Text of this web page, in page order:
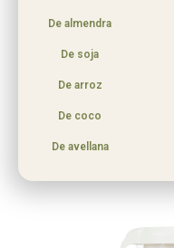
De almendra
De soja
De arroz
De coco
De avellana